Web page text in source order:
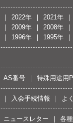
2022年 2021年
2009年 2008年
1996年 1995年
AS番号 特殊用途用
入会手続情報 よ
ニュースレター 各